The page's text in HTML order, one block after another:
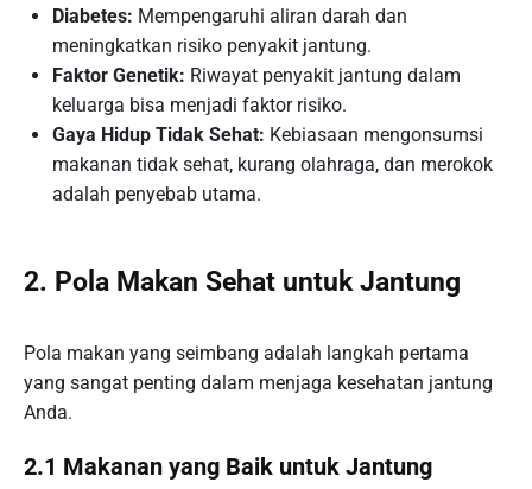
Diabetes: Mempengaruhi aliran darah dan
meningkatkan risiko penyakit jantung.
Faktor Genetik: Riwayat penyakit jantung dalam
keluarga bisa menjadi faktor risiko.
Gaya Hidup Tidak Sehat: Kebiasaan mengonsumsi
makanan tidak sehat, kurang olahraga, dan merokok
adalah penyebab utama.
2. Pola Makan Sehat untuk Jantung
Pola makan yang seimbang adalah langkah pertama
yang sangat penting dalam menjaga kesehatan jantung
Anda.
2.1 Makanan yang Baik untuk Jantung